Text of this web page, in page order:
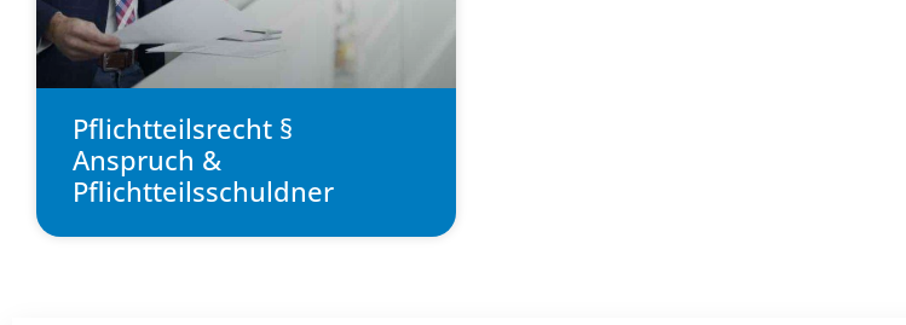
Pflichtteilsrecht §
Anspruch &
Pflichtteilsschuldner